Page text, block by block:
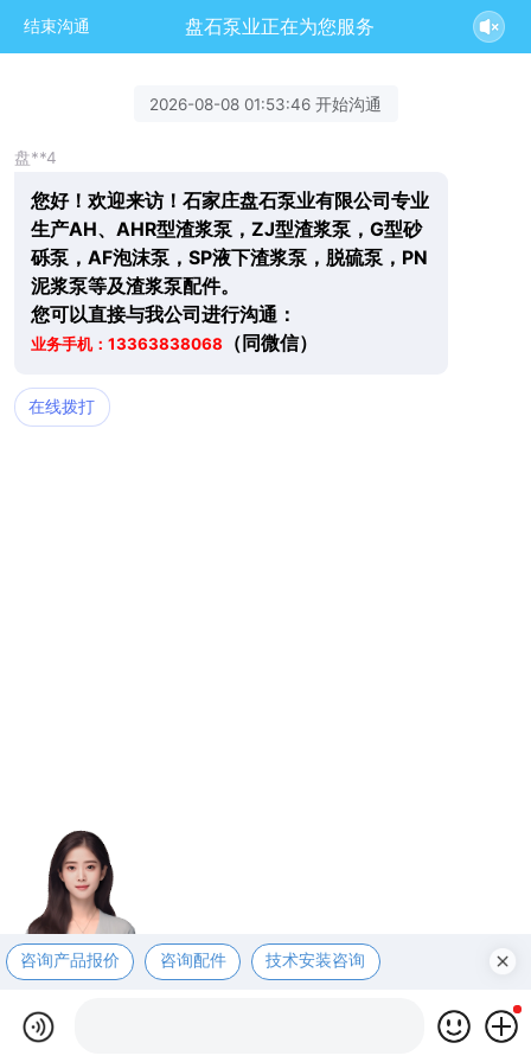
结束沟通 盘石泵业正在为您服务
2026-08-08 01:53:46 开始沟通
盘**4
您好！欢迎来访！石家庄盘石泵业有限公司专业
生产AH、AHR型渣浆泵，ZJ型渣浆泵，G型砂
砾泵，AF泡沫泵，SP液下渣浆泵，脱硫泵，PN
泥浆泵等及渣浆泵配件。
您可以直接与我公司进行沟通：
业务手机： 13363838068 （同微信）
在线拨打
咨询产品报价 咨询配件 技术安装咨询